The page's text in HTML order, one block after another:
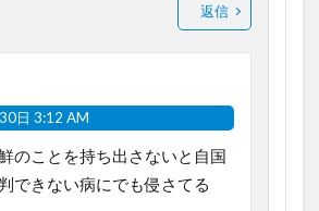
返信
日 3:12 AM
のことを持ち出さないと自国
できない病にでも侵さてる